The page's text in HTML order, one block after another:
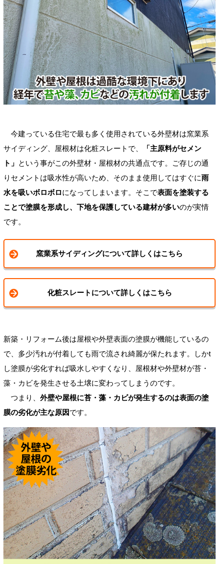
今建っている住宅で最も多く使用されている外壁材は窯業系
サイディング、屋根材は化粧スレートで、
「主原料がセメン
ト」 という事がこの外壁材・屋根材の共通点です。ご存じの通
りセメントは吸水性が高いため、そのまま使用してはすぐに雨
水を吸いボロボロになってしまいます。そこで表面を塗装する
ことで塗膜を形成し、下地を保護している建材が多いのが実情
です。
窯業系サイディングについて詳しくはこちら
化粧スレートについて詳しくはこちら
新築・リフォーム後は屋根や外壁表面の塗膜が機能しているの
で、多少汚れが付着しても雨で流され綺麗が保たれます。しかt
し塗膜が劣化すれば吸水しやすくなり、屋根材や外壁材が苔・
藻・カビを発生させる土壌に変わってしまうのです。
つまり、 外壁や屋根に苔・藻・カビが発生するのは表面の塗
膜の劣化が主な原因です。